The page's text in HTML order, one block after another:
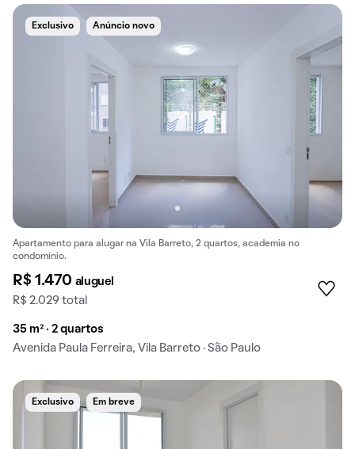
Exclusivo Anúncio novo
Apartamento para alugar na Vila Barreto, 2 quartos, academia no
condomínio.
R$ 1.470 aluguel
R$ 2.029 total
35 m² · 2 quartos
Avenida Paula Ferreira, Vila Barreto · São Paulo
Exclusivo Em breve